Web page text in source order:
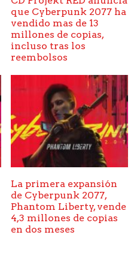
que Cyberpunk 2077 ha
vendido mas de 13
millones de copias,
incluso tras los
reembolsos
La primera expansión
de Cyberpunk 2077,
Phantom Liberty, vende
4,3 millones de copias
en dos meses